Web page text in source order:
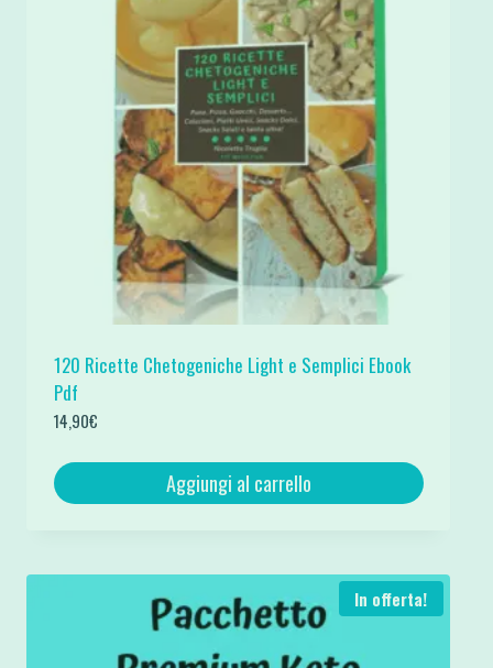
120 Ricette Chetogeniche Light e Semplici Ebook
Pdf
14,90€
Aggiungi al carrello
In offerta!